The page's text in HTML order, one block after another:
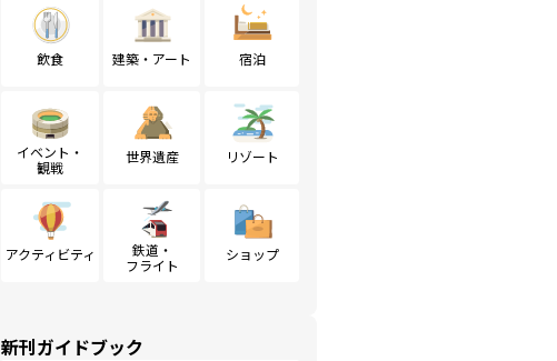
飲食 建築・アート 宿泊
イベント・
観戦
世界遺産 リゾート
アクティビティ
鉄道・
フライト
ショップ
新刊ガイドブック